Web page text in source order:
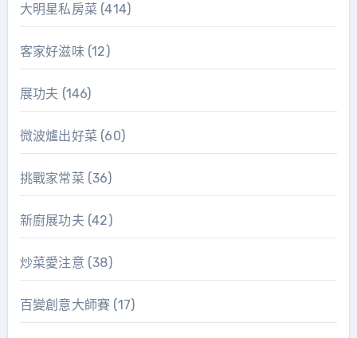
大明星私房菜 (414)
客家好滋味(12)
展功夫 (146)
微波爐出好菜 (60)
挑戰家常菜 (36)
新廚展功夫 (42)
炒菜愛注意 (38)
百變創意大師賽 (17)